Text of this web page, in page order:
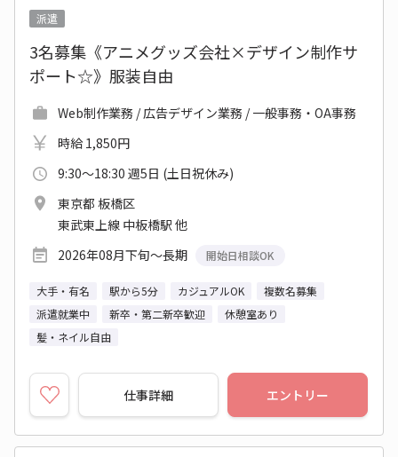
派遣
3名募集《アニメグッズ会社×デザイン制作サ
ポート☆》服装自由
Web制作業務 / 広告デザイン業務 / 一般事務・OA事務
時給 1,850円
9:30～18:30 週5日 (土日祝休み)
東京都 板橋区
東武東上線 中板橋駅 他
2026年08月下旬～長期
開始日相談OK
大手・有名 駅から5分 カジュアルOK
複数名募集
派遣就業中
新卒・第二新卒歓迎
休憩室あり
髪・ネイル自由
仕事詳細 エントリー